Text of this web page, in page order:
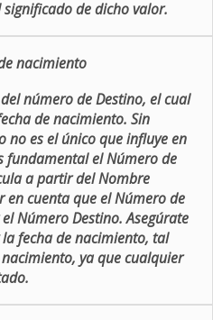
de dicho valor.
nacimiento
número de Destino, el cual
de nacimiento. Sin
no es el único que influye en
fundamental el Número de
a partir del Nombre
en cuenta que el Número de
Número Destino. Asegúrate
fecha de nacimiento, tal
ya que cualquier